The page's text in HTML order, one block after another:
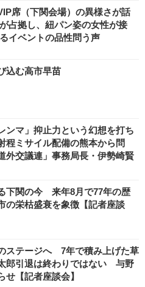
席（下関会場）の異様さが話
占拠し、紐パン姿の女性が接
イベントの品性問う声
込む高市早苗
ンマ」抑止力という幻想を打ち
ミサイル配備の熊本から問
交議連」事務局長・伊勢崎賢
下関の今 来年8月で77年の歴
栄枯盛衰を象徴【記者座談
ステージへ 7年で積み上げた草
郎引退は終わりではない 与野
せ【記者座談会】